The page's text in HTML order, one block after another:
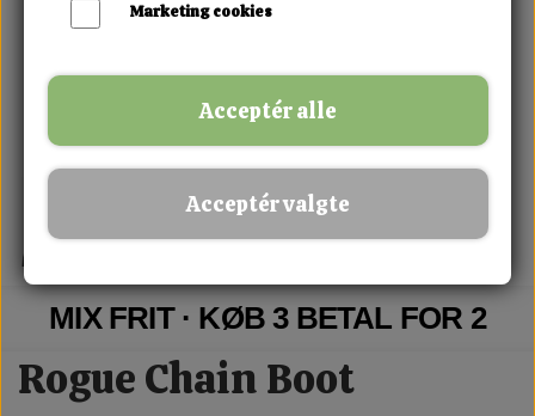
MIX FRIT · KØB 3 BETAL FOR 2
Rogue Chain Boot
Marketing cookies
Acceptér alle
Acceptér valgte